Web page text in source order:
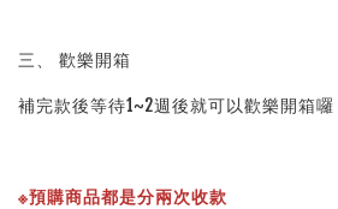
三、 歡樂開箱
補完款後等待1~2週後就可以歡樂開箱囉
※預購商品都是分兩次收款